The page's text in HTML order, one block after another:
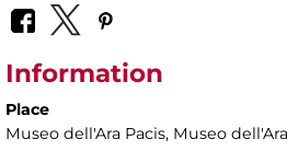
Information
Place
Museo dell'Ara Pacis, Museo